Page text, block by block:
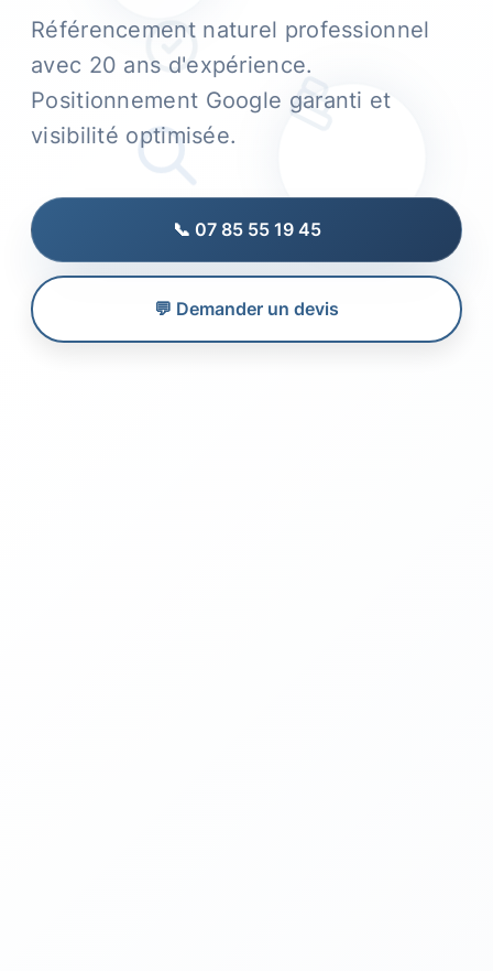
Référencement naturel professionnel
avec 20 ans d'expérience.
Positionnement Google garanti et
visibilité optimisée.
📞 07 85 55 19 45
💬 Demander un devis